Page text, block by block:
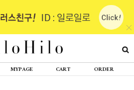
MYPAGE CART ORDER